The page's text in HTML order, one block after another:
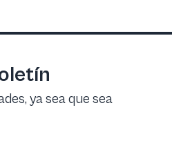
ya sea que sea